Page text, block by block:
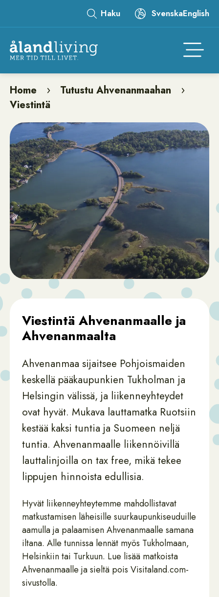
to
main
content
Leaderboard
Haku SvenskaEnglish
Breadcrumb
Home
Tutustu Ahvenanmaahan
Viestintä
Viestintä Ahvenanmaalle ja
Ahvenanmaalta
Ahvenanmaa sijaitsee Pohjoismaiden
keskellä pääkaupunkien Tukholman ja
Helsingin välissä, ja liikenneyhteydet
ovat hyvät. Mukava lauttamatka Ruotsiin
kestää kaksi tuntia ja Suomeen neljä
tuntia. Ahvenanmaalle liikennöivillä
lauttalinjoilla on tax free, mikä tekee
lippujen hinnoista edullisia.
Hyvät liikenneyhteytemme mahdollistavat
matkustamisen läheisille suurkaupunkiseuduille
aamulla ja palaamisen Ahvenanmaalle samana
iltana. Alle tunnissa lennät myös Tukholmaan,
Helsinkiin tai Turkuun. Lue lisää matkoista
Ahvenanmaalle ja sieltä pois Visitaland.com-
sivustolla.